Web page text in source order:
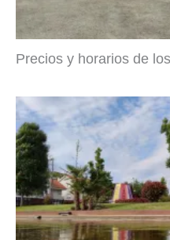
Precios y horarios de